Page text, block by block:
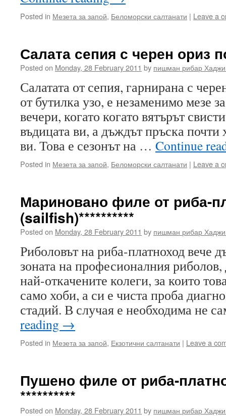
Posted in Мезета за запой, Беломорски салтанати | Leave a
Салата сепия с черен ориз
Posted on Monday, 28 February 2011 by пишман рибар
Салатата от сепия, гарнирана с
от бутилка узо, е незаменимо мезе
вечери, когато когато вятърът
въдицата ви, а дъждът пръска почти
ви. Това е сезонът на … Continue
Posted in Мезета за запой, Беломорски салтанати | Leave a
Мариновано филе от риба-
(sailfish)**********
Posted on Monday, 28 February 2011 by пишман рибар
Риболовът на риба-платноход вече
зоната на професионалния
най-откачените колеги, за които
само хоби, а си е чиста проба
стадий. В случая е необходима не
reading →
Posted in Мезета за запой, Екзотични салтанати | Leave a
Пушено филе от риба-
**********
Posted on Monday, 28 February 2011 by пишман рибар